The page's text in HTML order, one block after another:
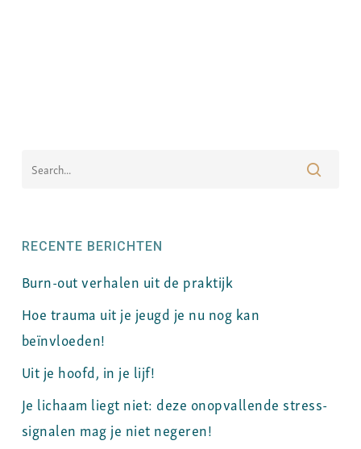
RECENTE BERICHTEN
Burn-out verhalen uit de praktijk
Hoe trauma uit je jeugd je nu nog kan
beïnvloeden!
Uit je hoofd, in je lijf!
Je lichaam liegt niet: deze onopvallende stress-
signalen mag je niet negeren!